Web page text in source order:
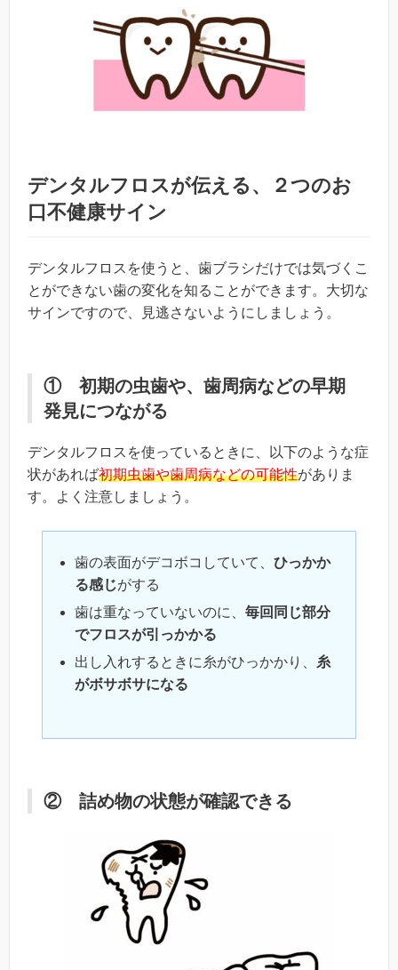
デンタルフロスが伝える、２つのお
口不健康サイン
デンタルフロスを使うと、歯ブラシだけでは気づくこ
とができない歯の変化を知ることができます。大切な
サインですので、
見逃さないようにしましょう。
① 初期の虫歯や、歯周病などの早期
発見につながる
デンタルフロスを使っているときに、以下のような症
状があれば初期虫歯や歯周病などの可能性がありま
す。よく注意しましょう。
歯の表面がデコボコしていて、 ひっかか
る感じがする
歯は重なっていないのに、 毎回同じ部分
でフロスが引っかかる
出し入れするときに 糸がひっかかり、
糸
がボサボサになる
② 詰め物の状態が確認できる